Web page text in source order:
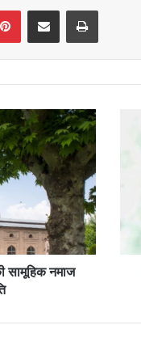
PinterestShare via Email Print
सामूहिक नमाज
को
का